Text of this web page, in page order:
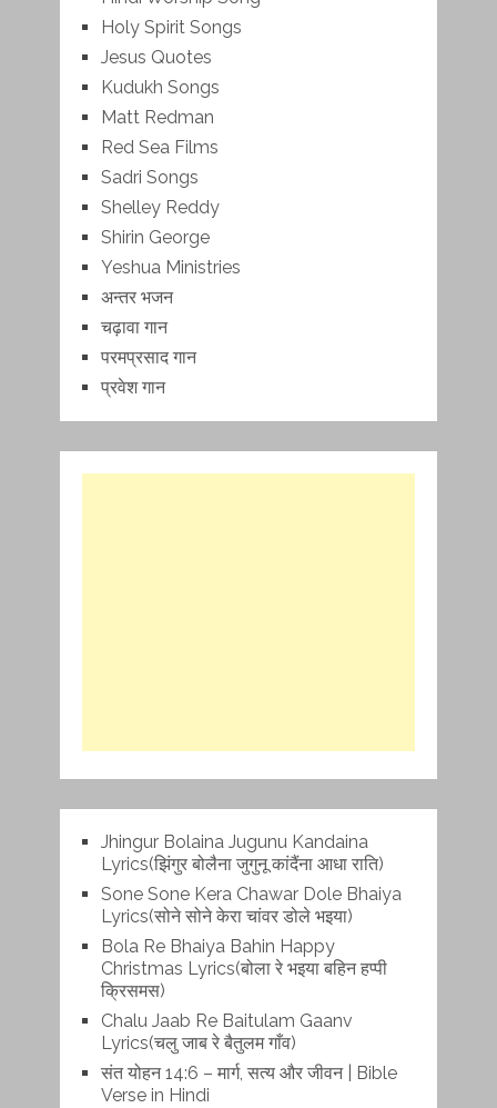
Holy Spirit Songs
Jesus Quotes
Kudukh Songs
Matt Redman
Red Sea Films
Sadri Songs
Shelley Reddy
Shirin George
Yeshua Ministries
अन्तर भजन
चढ़ावा गान
परमप्रसाद गान
प्रवेश गान
Jhingur Bolaina Jugunu Kandaina
Lyrics(झिंगुर बोलैना जुगुनू कांदैंना आधा राति)
Sone Sone Kera Chawar Dole Bhaiya
Lyrics(सोने सोने केरा चांवर डोले भइया)
Bola Re Bh‌aiya Bahin Happy
Christmas Lyrics(बोला रे भ‌इया बहिन हप्पी
क्रिसमस)
Chalu Jaab Re Baitulam Gaanv
Lyrics(चलु जाब रे बैतुलम गाँव)
संत योहन 14:6 – मार्ग, सत्य और जीवन | Bible
Verse in Hindi